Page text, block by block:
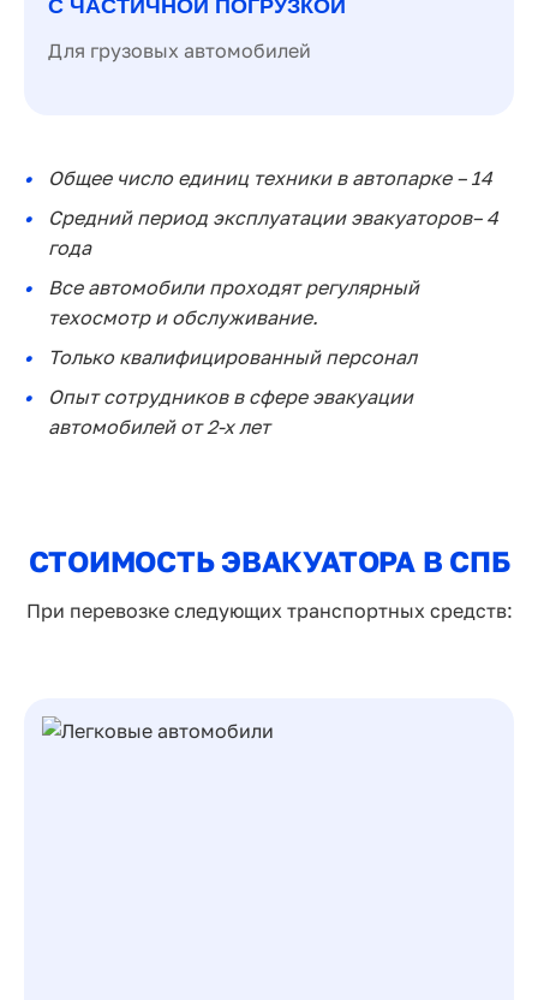
С ЧАСТИЧНОЙ ПОГРУЗКОЙ
Для грузовых автомобилей
Общее число единиц техники в автопарке – 14
Средний период эксплуатации эвакуаторов– 4
года
Все автомобили проходят регулярный
техосмотр и обслуживание.
Только квалифицированный персонал
Опыт сотрудников в сфере эвакуации
автомобилей от 2-х лет
СТОИМОСТЬ ЭВАКУАТОРА В СПБ
При перевозке следующих транспортных средств: